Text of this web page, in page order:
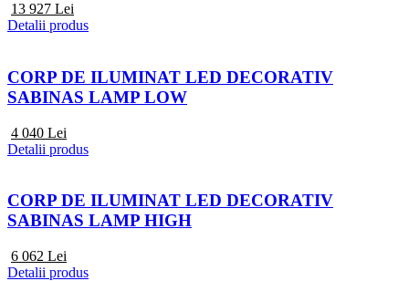
13 927 Lei
Detalii produs
CORP DE ILUMINAT LED DECORATIV
SABINAS LAMP LOW
4 040 Lei
Detalii produs
CORP DE ILUMINAT LED DECORATIV
SABINAS LAMP HIGH
6 062 Lei
Detalii produs